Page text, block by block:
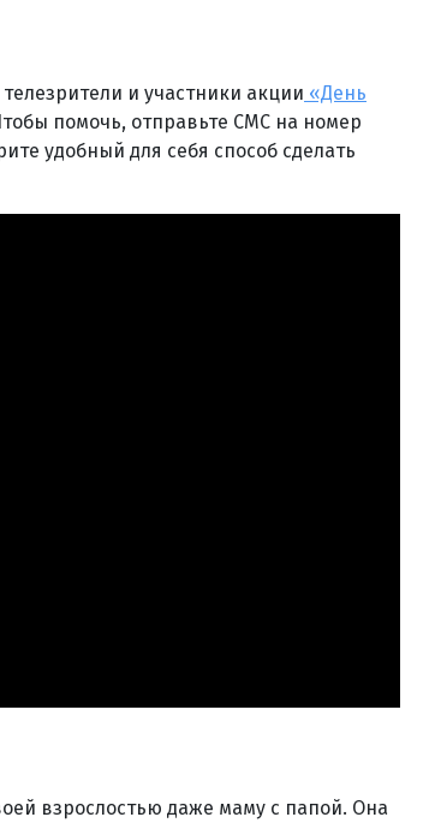
и участники акции «День
помочь, отправьте СМС на номер
удобный для себя способ сделать
взрослостью даже маму с папой. Она